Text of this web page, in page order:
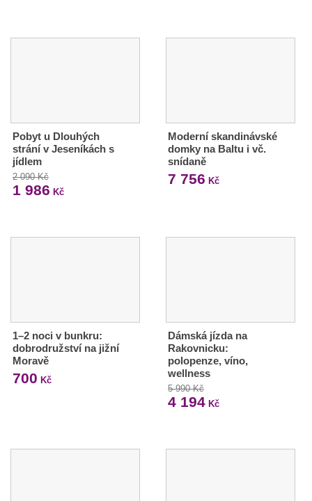
Pobyt u Dlouhých
strání v Jeseníkách s
jídlem
2 090 Kč
1 986 Kč
Moderní skandinávské
domky na Baltu i vč.
snídaně
7 756 Kč
1–2 noci v bunkru:
dobrodružství na jižní
Moravě
700 Kč
Dámská jízda na
Rakovnicku:
polopenze, víno,
wellness
5 990 Kč
4 194Kč